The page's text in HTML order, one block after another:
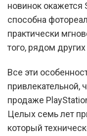
новинок окажется
способна
практически
того, рядом
Все эти
продаже
Целых семь лет
который